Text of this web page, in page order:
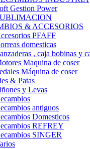
Gestion Power
& ACCESORIOS
PFAFF
domesticas
, caja bobinas y
Maquina de coser
Máquina de coser
& Patas
y Levas
antiguos
Domesticos
REFREY
SINGER